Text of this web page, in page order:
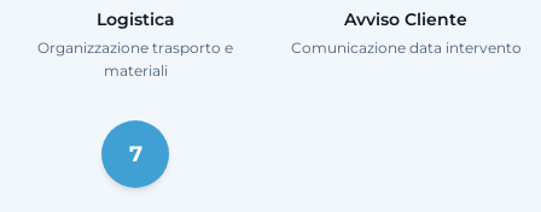
Logistica
Organizzazione trasporto e
materiali
Avviso Cliente
Comunicazione data intervento
7